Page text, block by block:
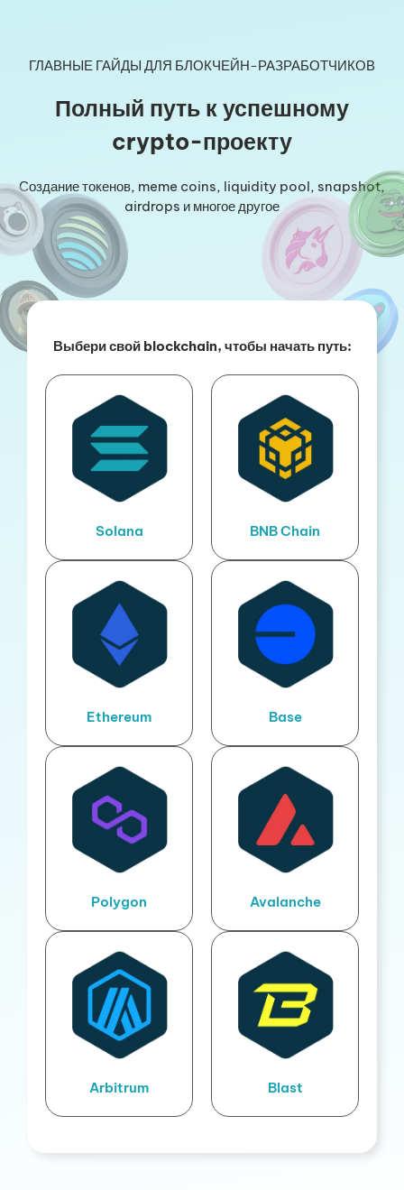
ГЛАВНЫЕ ГАЙДЫ ДЛЯ БЛОКЧЕЙН-РАЗРАБОТЧИКОВ
Полный путь к успешному
crypto-проекту
Создание токенов, meme coins, liquidity pool, snapshot,
airdrops и многое другое
Выбери свой blockchain, чтобы начать путь:
Solana BNB Chain
Ethereum Base
Polygon Avalanche
Arbitrum Blast